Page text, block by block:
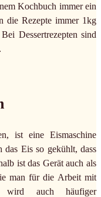
Kochbuch immer ein
die Rezepte immer 1kg
Dessertrezepten sind
ist eine Eismaschine
Eis so gekühlt, dass
ist das Gerät auch als
man für die Arbeit mit
wird auch häufiger